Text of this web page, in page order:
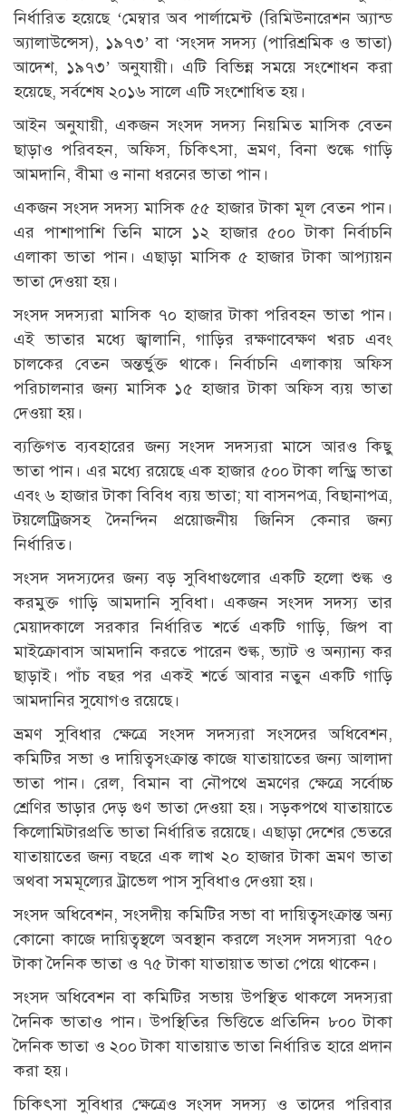
নির্ধারিত হয়েছে ‘মেম্বার অব পার্লামেন্ট (রিমিউনারেশন অ্যান্ড
অ্যালাউন্সেস), ১৯৭৩’ বা ‘সংসদ সদস্য (পারিশ্রমিক ও ভাতা)
আদেশ, ১৯৭৩’ অনুযায়ী। এটি বিভিন্ন সময়ে সংশোধন করা
হয়েছে, সর্বশেষ ২০১৬ সালে এটি সংশোধিত হয়।
আইন অনুযায়ী, একজন সংসদ সদস্য নিয়মিত মাসিক বেতন
ছাড়াও পরিবহন, অফিস, চিকিৎসা, ভ্রমণ, বিনা শুল্কে গাড়ি
আমদানি, বীমা ও নানা ধরনের ভাতা পান।
একজন সংসদ সদস্য মাসিক ৫৫ হাজার টাকা মূল বেতন পান।
এর পাশাপাশি তিনি মাসে ১২ হাজার ৫০০ টাকা নির্বাচনি
এলাকা ভাতা পান। এছাড়া মাসিক ৫ হাজার টাকা আপ্যায়ন
ভাতা দেওয়া হয়।
সংসদ সদস্যরা মাসিক ৭০ হাজার টাকা পরিবহন ভাতা পান।
এই ভাতার মধ্যে জ্বালানি, গাড়ির রক্ষণাবেক্ষণ খরচ এবং
চালকের বেতন অন্তর্ভুক্ত থাকে। নির্বাচনি এলাকায় অফিস
পরিচালনার জন্য মাসিক ১৫ হাজার টাকা অফিস ব্যয় ভাতা
দেওয়া হয়।
ব্যক্তিগত ব্যবহারের জন্য সংসদ সদস্যরা মাসে আরও কিছু
ভাতা পান। এর মধ্যে রয়েছে এক হাজার ৫০০ টাকা লন্ড্রি ভাতা
এবং ৬ হাজার টাকা বিবিধ ব্যয় ভাতা; যা বাসনপত্র, বিছানাপত্র,
টয়লেট্রিজসহ দৈনন্দিন প্রয়োজনীয় জিনিস কেনার জন্য
নির্ধারিত।
সংসদ সদস্যদের জন্য বড় সুবিধাগুলোর একটি হলো শুল্ক ও
করমুক্ত গাড়ি আমদানি সুবিধা। একজন সংসদ সদস্য তার
মেয়াদকালে সরকার নির্ধারিত শর্তে একটি গাড়ি, জিপ বা
মাইক্রোবাস আমদানি করতে পারেন শুল্ক, ভ্যাট ও অন্যান্য কর
ছাড়াই। পাঁচ বছর পর একই শর্তে আবার নতুন একটি গাড়ি
আমদানির সুযোগও রয়েছে।
ভ্রমণ সুবিধার ক্ষেত্রে সংসদ সদস্যরা সংসদের অধিবেশন,
কমিটির সভা ও দায়িত্বসংক্রান্ত কাজে যাতায়াতের জন্য আলাদা
ভাতা পান। রেল, বিমান বা নৌপথে ভ্রমণের ক্ষেত্রে সর্বোচ্চ
শ্রেণির ভাড়ার দেড় গুণ ভাতা দেওয়া হয়। সড়কপথে যাতায়াতে
কিলোমিটারপ্রতি ভাতা নির্ধারিত রয়েছে। এছাড়া দেশের ভেতরে
যাতায়াতের জন্য বছরে এক লাখ ২০ হাজার টাকা ভ্রমণ ভাতা
অথবা সমমূল্যের ট্রাভেল পাস সুবিধাও দেওয়া হয়।
সংসদ অধিবেশন, সংসদীয় কমিটির সভা বা দায়িত্বসংক্রান্ত অন্য
কোনো কাজে দায়িত্বস্থলে অবস্থান করলে সংসদ সদস্যরা ৭৫০
টাকা দৈনিক ভাতা ও ৭৫ টাকা যাতায়াত ভাতা পেয়ে থাকেন।
সংসদ অধিবেশন বা কমিটির সভায় উপস্থিত থাকলে সদস্যরা
দৈনিক ভাতাও পান। উপস্থিতির ভিত্তিতে প্রতিদিন ৮০০ টাকা
দৈনিক ভাতা ও ২০০ টাকা যাতায়াত ভাতা নির্ধারিত হারে প্রদান
করা হয়।
চিকিৎসা সুবিধার ক্ষেত্রেও সংসদ সদস্য ও তাদের পরিবার